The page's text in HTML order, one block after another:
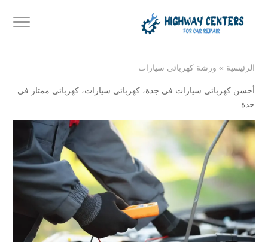
الرئيسية » ورشة كهربائي سيارات
أحسن كهربائي سيارات في جدة، كهربائي سيارات، كهربائي ممتاز في
جدة